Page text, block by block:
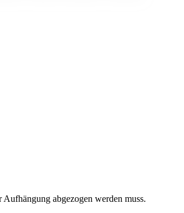
abgezogen werden muss.